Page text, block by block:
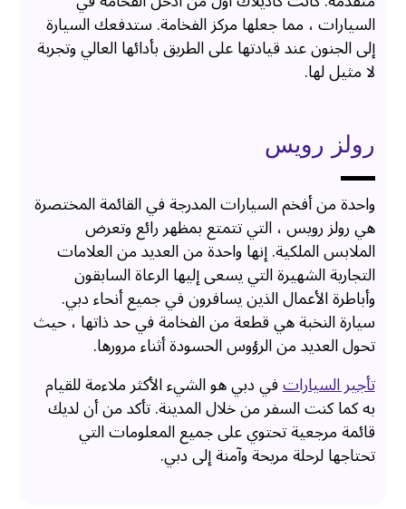
السيارات ، مما جعلها مركز الفخامة. ستدفعك السيارة
إلى الجنون عند قيادتها على الطريق بأدائها العالي وتجربة
لا مثيل لها.
رولز رويس
واحدة من أفخم السيارات المدرجة في القائمة المختصرة
هي رولز رويس ، التي تتمتع بمظهر رائع وتعرض
الملابس الملكية. إنها واحدة من العديد من العلامات
التجارية الشهيرة التي يسعى إليها الرعاة السابقون
وأباطرة الأعمال الذين يسافرون في جميع أنحاء دبي.
سيارة النخبة هي قطعة من الفخامة في حد ذاتها ، حيث
تحول العديد من الرؤوس الحسودة أثناء مرورها.
تأجير السياراتفي دبي هو الشيء الأكثر ملاءمة للقيام
به كما كنت السفر من خلال المدينة. تأكد من أن لديك
قائمة مرجعية تحتوي على جميع المعلومات التي
تحتاجها لرحلة مريحة وآمنة إلى دبي.